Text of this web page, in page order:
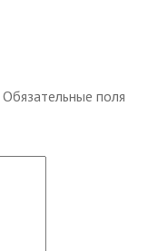
Обязательные поля